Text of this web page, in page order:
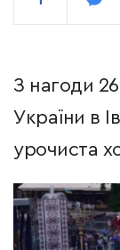
З нагоди
України в
урочиста